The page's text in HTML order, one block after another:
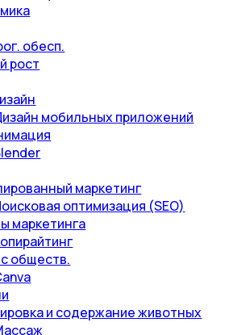
обесп.
рост
мобильных приложений
маркетинг
оптимизация (SEO)
маркетинга
обществ.
и содержание животных